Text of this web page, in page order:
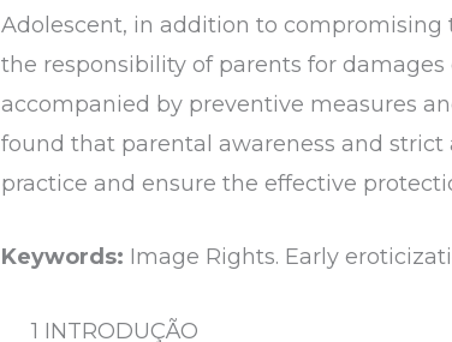
Adolescent, in addition to
the responsibility of parents for
accompanied by preventive measures
found that parental awareness and
practice and ensure the effective
Keywords: Image Rights. Early
1 INTRODUÇÃO